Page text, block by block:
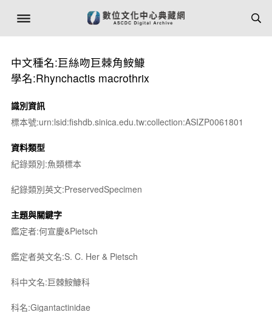
中文種名:巨絲吻巨棘角鮟鱇
學名:Rhynchactis macrothrix
識別資訊
標本號:urn:lsid:fishdb.sinica.edu.tw:collection:ASIZP0061801
資料類型
紀錄類別:魚類標本
紀錄類別英文:PreservedSpecimen
主題與關鍵字
鑑定者:何宣慶&Pietsch
鑑定者英文名:S. C. Her & Pietsch
科中文名:巨棘鮟鱇科
科名:Gigantactinidae